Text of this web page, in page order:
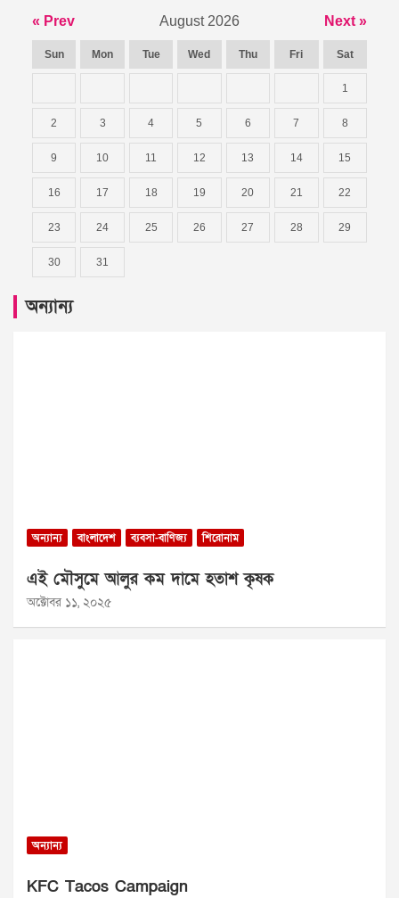
« Prev August 2026 Next »
Sun Mon Tue Wed Thu Fri Sat
1
2 3 4 5 6 7 8
9 10 11 12 13 14 15
16 17 18 19 20 21 22
23 24 25 26 27 28 29
30 31
অন্যান্য
অন্যান্য বাংলাদেশ ব্যবসা-বাণিজ্য শিরোনাম
এই মৌসুমে আলুর কম দামে হতাশ কৃষক
অক্টোবর ১১, ২০২৫
অন্যান্য
KFC Tacos Campaign